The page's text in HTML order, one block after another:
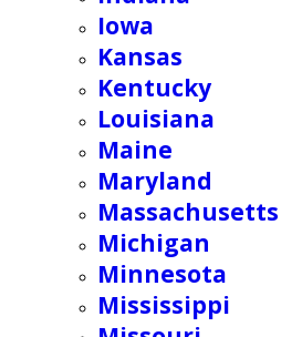
Iowa
Kansas
Kentucky
Louisiana
Maine
Maryland
Massachusetts
Michigan
Minnesota
Mississippi